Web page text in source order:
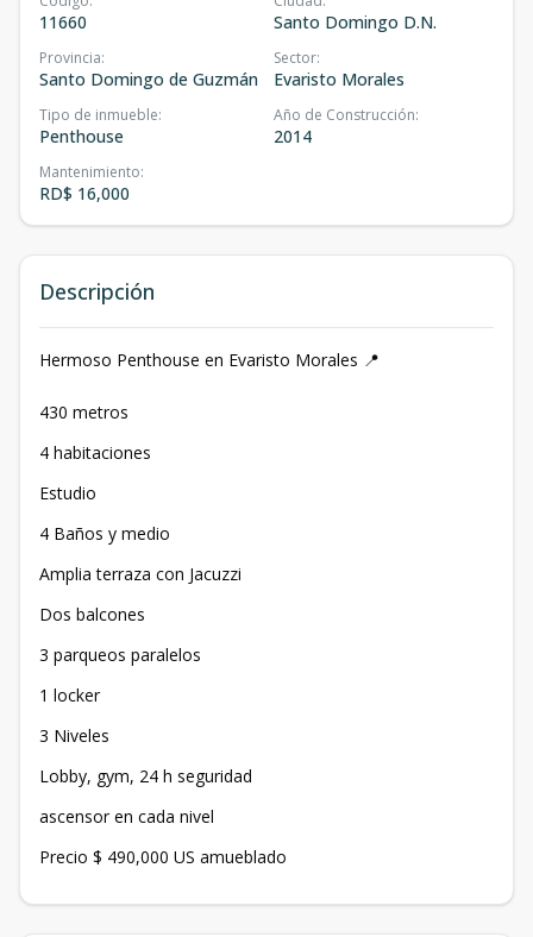
11660 Santo Domingo D.N.
Provincia:
Santo Domingo de Guzmán
Sector:
Evaristo Morales
Tipo de inmueble:
Penthouse
Año de Construcción:
2014
Mantenimiento:
RD$ 16,000
Descripción
Hermoso Penthouse en Evaristo Morales 📍
430 metros
4 habitaciones
Estudio
4 Baños y medio
Amplia terraza con Jacuzzi
Dos balcones
3 parqueos paralelos
1 locker
3 Niveles
Lobby, gym, 24 h seguridad
ascensor en cada nivel
Precio $ 490,000 US amueblado